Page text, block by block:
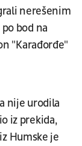
nerešenim
bod na
"Karađorđe"
nije urodila
iz prekida,
Humske je